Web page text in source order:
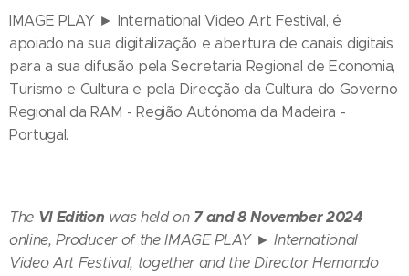
IMAGE PLAY ► International Video Art Festival, é
apoiado na sua digitalização e abertura de canais digitais
para a sua difusão pela Secretaria Regional de Economia,
Turismo e Cultura e pela Direcção da Cultura do Governo
Regional da RAM - Região Autónoma da Madeira -
Portugal.
The VI Edition was held on 7 and 8 November 2024
online, Producer of the IMAGE PLAY ► International
Video Art Festival, together and the Director Hernando